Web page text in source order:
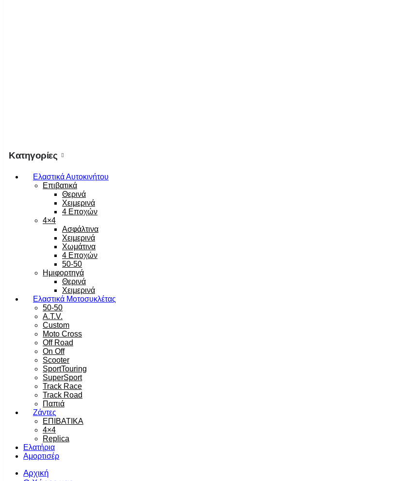
Κατηγορίες
Ελαστικά Αυτοκινήτου
Επιβατικά
Θερινά
Χειμερινά
4 Εποχών
4×4
Ασφάλτινα
Χειμερινά
Χωμάτινα
4 Εποχών
50-50
Ημιφορτηγά
Θερινά
Χειμερινά
Ελαστικά Μοτοσυκλέτας
50-50
A.T.V.
Custom
Moto Cross
Off Road
On Off
Scooter
SportTouring
SuperSport
Track Race
Track Road
Παπιά
Ζάντες
ΕΠΙΒΑΤΙΚΑ
4×4
Replica
Ελατήρια
Αμορτισέρ
Αρχική